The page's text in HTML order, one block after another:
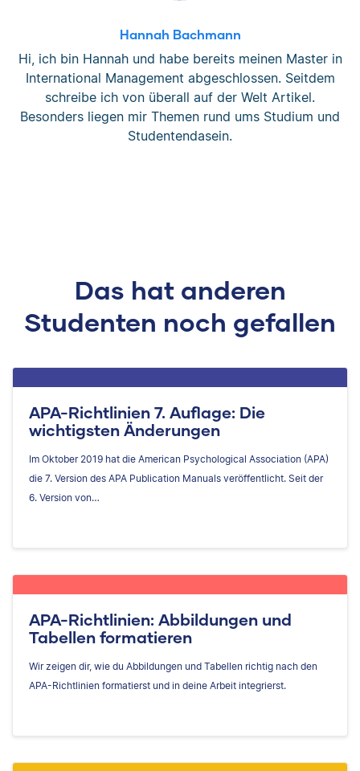
Hannah Bachmann
Hi, ich bin Hannah und habe bereits meinen Master in
International Management abgeschlossen. Seitdem
schreibe ich von überall auf der Welt Artikel.
Besonders liegen mir Themen rund ums Studium und
Studentendasein.
Das hat anderen
Studenten noch gefallen
APA-Richtlinien 7. Auflage: Die
wichtigsten Änderungen
Im Oktober 2019 hat die American Psychological Association (APA)
die 7. Version des APA Publication Manuals veröffentlicht. Seit der
6. Version von…
APA-Richtlinien: Abbildungen und
Tabellen formatieren
Wir zeigen dir, wie du Abbildungen und Tabellen richtig nach den
APA-Richtlinien formatierst und in deine Arbeit integrierst.